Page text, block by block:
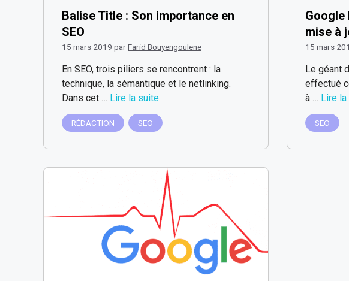
Balise Title : Son importance en
SEO
15 mars 2019 parFarid Bouyengoulene
En SEO, trois piliers se rencontrent : la
technique, la sémantique et le netlinking.
Dans cet … Lire la suite
RÉDACTION SEO
Google
mise à
15 mars
Le géant
effectué
à … Lire
SEO